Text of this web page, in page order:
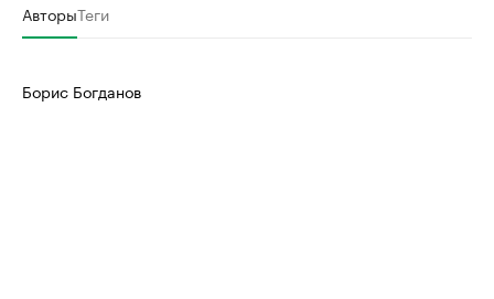
АвторыТеги
Борис Богданов